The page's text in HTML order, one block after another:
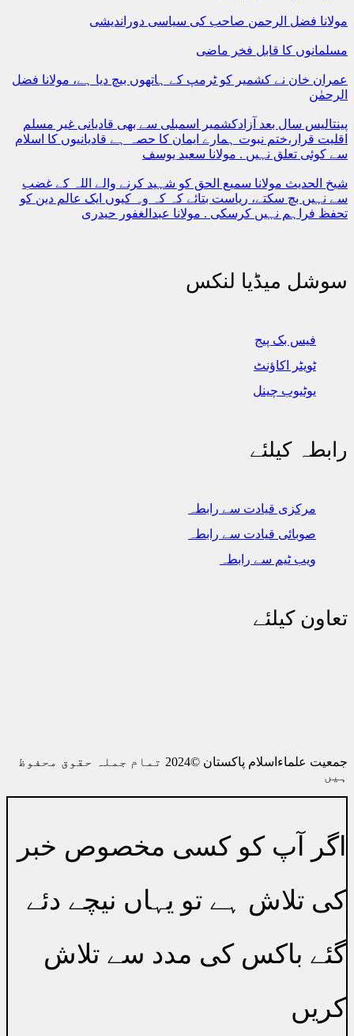
مولانا فضل الرحمن صاحب کی سیاسی دوراندیشی
مسلمانوں کا قابل فخر ماضی
عمران خان نے کشمیر کو ٹرمپ کے ہاتھوں بیچ دیا ہے، مولانا فضل
الرحمٰن
پینتالیس سال بعد آزادکشمیر اسمبلی سے بھی قادیانی غیر مسلم
اقلیت قرار،ختم نبوت ہمارے ایمان کا حصہ ہے قادیانیوں کا اسلام
سے کوئی تعلق نہیں . مولانا سعید یوسف
شیخ الحدیث مولانا سمیع الحق کو شہید کرنے والے اللہ کے غضب
سے نہیں بچ سکتے، ریاست بتائے کہ کہ وہ کیوں ایک عالم دین کو
تحفظ فراہم نہیں کرسکی . مولانا عبدالغفور حیدری
سوشل میڈیا لنکس
فیس بک پیج
ٹویٹر اکاؤنٹ
یوٹیوب چینل
رابطہ کیلئے
مرکزی قیادت سے رابطہ
صوبائی قیادت سے رابطہ
ویب ٹیم سے رابطہ
تعاون کیلئے
جمعیت علماءاسلام پاکستان ©2024 تمام جملہ حقوق محفوظ
ہیں
اگر آپ کو کسی مخصوص خبر
کی تلاش ہے تو یہاں نیچے دئے
گئے باکس کی مدد سے تلاش
کریں